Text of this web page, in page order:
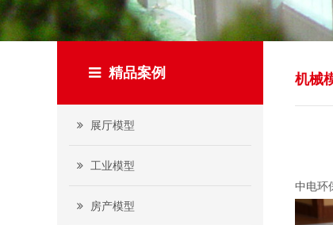
精品案例
展厅模型
工业模型
房产模型
机械
中电环